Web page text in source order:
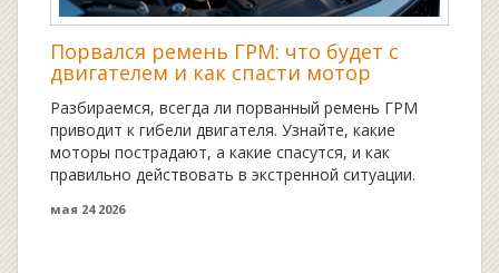
Порвался ремень ГРМ: что будет с
двигателем и как спасти мотор
Разбираемся, всегда ли порванный ремень ГРМ
приводит к гибели двигателя. Узнайте, какие
моторы пострадают, а какие спасутся, и как
правильно действовать в экстренной ситуации.
мая 24 2026